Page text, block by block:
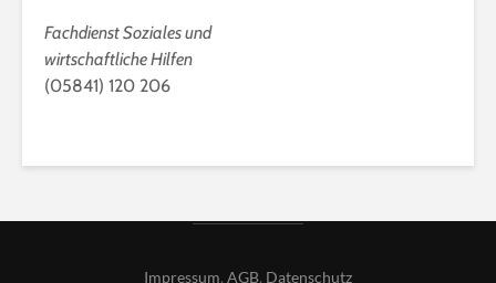
Fachdienst Soziales und
wirtschaftliche Hilfen
(05841) 120 206
Impressum, AGB, Datenschutz